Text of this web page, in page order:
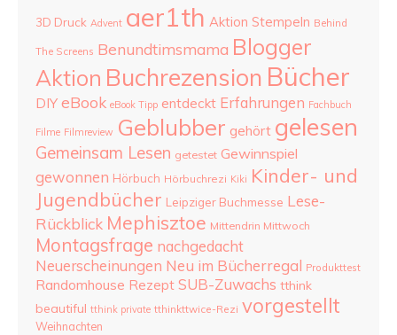
3D Druck Advent aer1th Aktion Stempeln Behind
The Screens Benundtimsmama Blogger
Aktion Buchrezension Bücher
DIY eBook eBook Tipp entdeckt Erfahrungen Fachbuch
Filme Filmreview Geblubber gehört gelesen
Gemeinsam Lesen getestet Gewinnspiel
gewonnen Hörbuch Hörbuchrezi Kiki Kinder- und
Jugendbücher Leipziger Buchmesse Lese-
Rückblick Mephisztoe Mittendrin Mittwoch
Montagsfrage nachgedacht
Neuerscheinungen Neu im Bücherregal Produkttest
Randomhouse Rezept SUB-Zuwachs tthink
beautiful tthink private tthinkttwice-Rezi vorgestellt
Weihnachten